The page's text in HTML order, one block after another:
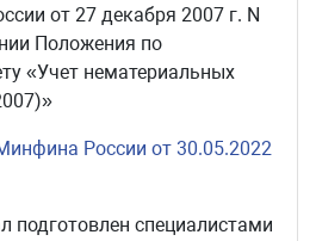
от 27 декабря 2007 г. N
Положения по
«Учет нематериальных
России от 30.05.2022
подготовлен специалистами